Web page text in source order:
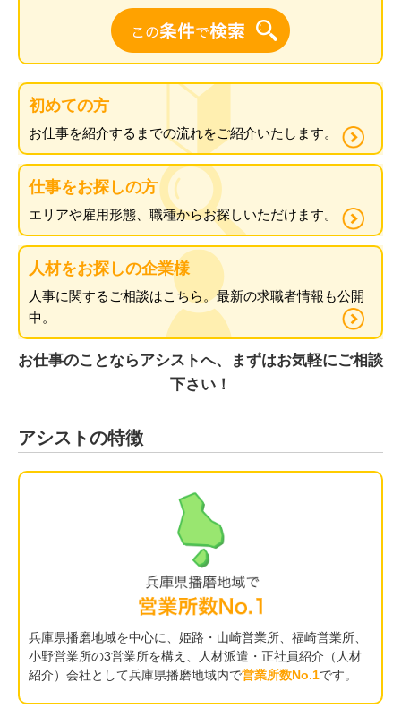
初めての方
お仕事を紹介するまでの流れをご紹介いたします。
仕事をお探しの方
エリアや雇用形態、職種からお探しいただけます。
人材をお探しの企業様
人事に関するご相談はこちら。最新の求職者情報も公開
中。
お仕事のことならアシストへ、まずはお気軽にご相談
下さい！
アシストの特徴
兵庫県播磨地域を中心に、姫路・山崎営業所、福崎営業所、
小野営業所の3営業所を構え、人材派遣・正社員紹介（人材
紹介）会社として兵庫県播磨地域内で営業所数No.1です。